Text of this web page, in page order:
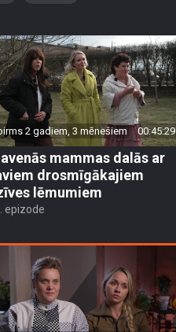
2 gadiem, 3 mēnešiem 00:45:29
mammas dalās ar
drosmīgākajiem
lēmumiem
epizode